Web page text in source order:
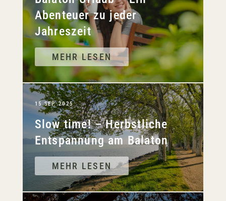
Abenteuer zu jeder
Jahreszeit
MEHR LESEN
15.SEP..2025
Slow time! – Herbstliche
Entspannung am Balaton
MEHR LESEN